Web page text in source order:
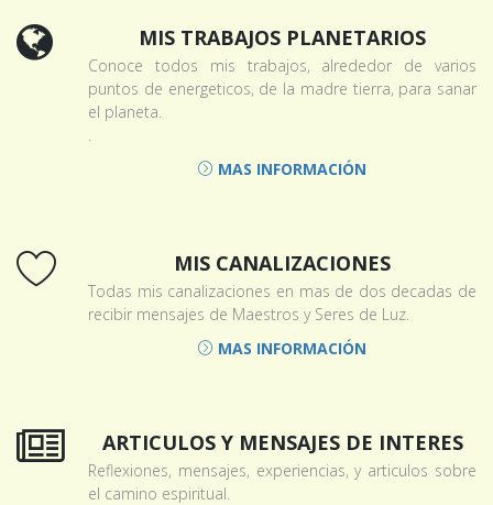
MIS TRABAJOS PLANETARIOS
Conoce todos mis trabajos, alrededor de varios
puntos de energeticos, de la madre tierra, para sanar
el planeta.
.
MAS INFORMACIÓN
MIS CANALIZACIONES
Todas mis canalizaciones en mas de dos decadas de
recibir mensajes de Maestros y Seres de Luz.
MAS INFORMACIÓN
ARTICULOS Y MENSAJES DE INTERES
Reflexiones, mensajes, experiencias, y articulos sobre
el camino espiritual.